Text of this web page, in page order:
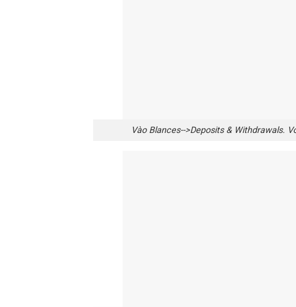
Vào Blances-->Deposits & Withdrawals.